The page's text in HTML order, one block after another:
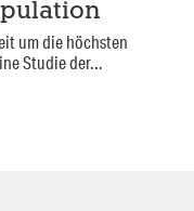
um die höchsten
Studie der...